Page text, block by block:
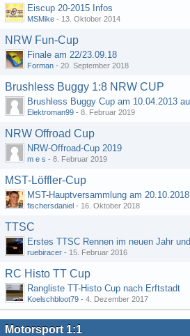
Eiscup 20-2015 Infos
MSMike - 13. Oktober 2014
NRW Fun-Cup
Finale am 22/23.09.18
Forman - 20. September 2018
Brushless Buggy 1:8 NRW CUP
Elektroman99 - 8. Februar 2019
NRW Offroad Cup
NRW-Offroad-Cup 2019
m e s - 8. Februar 2019
MST-Löffler-Cup
MST-Hauptversammlung am 20.10.2018
fischersdaniel - 16. Oktober 2018
TTSC
ruebiracer - 15. Februar 2016
RC Histo TT Cup
Rangliste TT-Histo Cup nach Erftstadt
Koelschbloot79 - 4. Dezember 2017
Motorsport 1:1